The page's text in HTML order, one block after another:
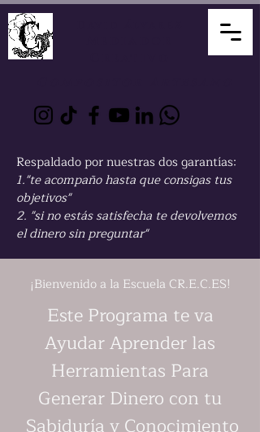
Respaldado por nuestras dos garantías:
1."te acompaño hasta que consigas tus
objetivos"
2. "si no estás satisfecha te devolvemos
el dinero sin preguntar"
¡Bienvenido a la Escuela CR.E.C.ES!
Este Programa te va
Ayudar Aprender las
Herramientas Para
Generar Dinero con tu